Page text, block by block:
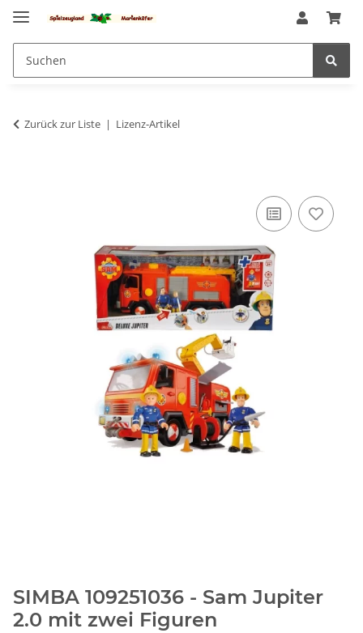
Zurück zur Liste Lizenz-Artikel
SIMBA 109251036 - Sam Jupiter
2.0 mit zwei Figuren